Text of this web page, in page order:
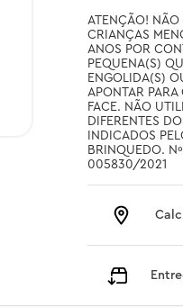
ATENÇÃO! NÃO
CRIANÇAS
ANOS POR
PEQUENA(S)
ENGOLIDA(S)
APONTAR PARA
FACE. NÃO
DIFERENTES
INDICADOS
BRINQUEDO.
005830/2021